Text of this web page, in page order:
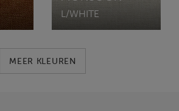
L/WHITE
MEER KLEUREN